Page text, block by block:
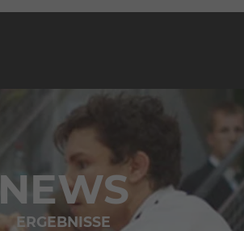
NEWS
ERGEBNISSE